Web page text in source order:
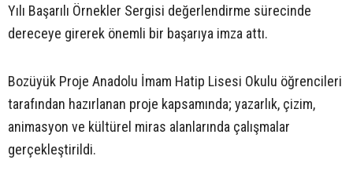
Yılı Başarılı Örnekler Sergisi değerlendirme sürecinde
dereceye girerek önemli bir başarıya imza attı.
Bozüyük Proje Anadolu İmam Hatip Lisesi Okulu öğrencileri
tarafından hazırlanan proje kapsamında; yazarlık, çizim,
animasyon ve kültürel miras alanlarında çalışmalar
gerçekleştirildi.